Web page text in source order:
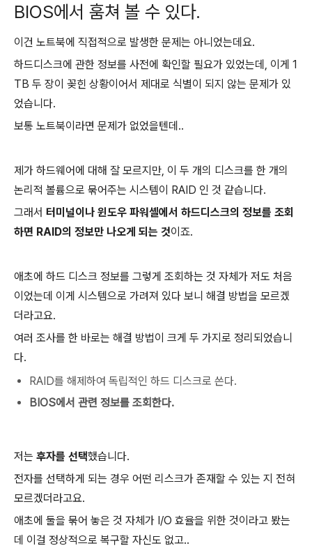
BIOS에서 훔쳐 볼 수 있다.
이건 노트북에 직접적으로 발생한 문제는 아니었는데요.
하드디스크에 관한 정보를 사전에 확인할 필요가 있었는데, 이게 1
TB 두 장이 꽂힌 상황이어서 제대로 식별이 되지 않는 문제가 있
었습니다.
보통 노트북이라면 문제가 없었을텐데..
제가 하드웨어에 대해 잘 모르지만, 이 두 개의 디스크를 한 개의
논리적 볼륨으로 묶어주는 시스템이 RAID 인 것 같습니다.
그래서 터미널이나 윈도우 파워셸에서 하드디스크의 정보를 조회
하면 RAID의 정보만 나오게 되는 것이죠.
애초에 하드 디스크 정보를 그렇게 조회하는 것 자체가 저도 처음
이었는데 이게 시스템으로 가려져 있다 보니 해결 방법을 모르겠
더라고요.
여러 조사를 한 바로는 해결 방법이 크게 두 가지로 정리되었습니
다.
RAID를 해제하여 독립적인 하드 디스크로 쓴다.
BIOS에서 관련 정보를 조회한다.
저는 후자를 선택했습니다.
전자를 선택하게 되는 경우 어떤 리스크가 존재할 수 있는 지 전혀
모르겠더라고요.
애초에 둘을 묶어 놓은 것 자체가 I/O 효율을 위한 것이라고 봤는
데 이걸 정상적으로 복구할 자신도 없고..